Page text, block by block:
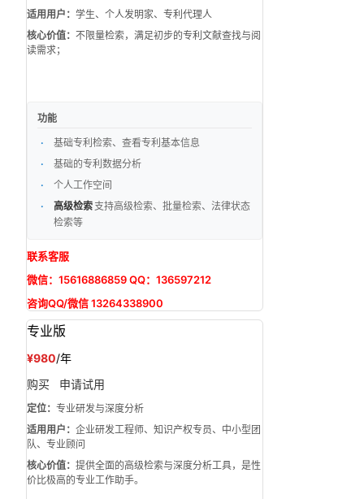
适用用户： 学生、个人发明家、专利代理人
核心价值： 不限量检索，满足初步的专利文献查找与阅
读需求；
功能
基础专利检索、查看专利基本信息
基础的专利数据分析
个人工作空间
高级检索 支持高级检索、批量检索、法律状态
检索等
联系客服
微信：15616886859 QQ：136597212
咨询QQ/微信 13264338900
专业版
¥980/年
购买
申请试用
定位： 专业研发与深度分析
适用用户： 企业研发工程师、知识产权专员、中小型团
队、专业顾问
核心价值： 提供全面的高级检索与深度分析工具，是性
价比极高的专业工作助手。